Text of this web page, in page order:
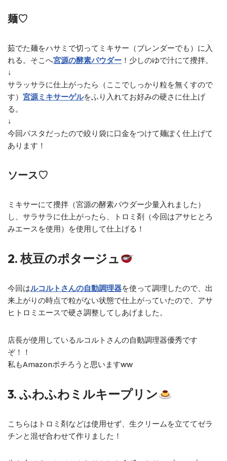
麺♡
茹でた麺をハサミで切ってミキサー（ブレンダーでも）に入
れる。そこへ宮源の酵素パウダー ！少しのゆで汁にて攪拌。
↓
サラッサラに仕上がったら（ここでしっかり粒を無くすので
す） 宮源ミキサーゲルをふり入れてお好みの硬さに仕上げ
る。
↓
今回パスタだったので絞り袋に口金をつけて麺ぽく仕上げて
あります！
ソース♡
ミキサーにて攪拌（宮源の酵素パウダー少量入れました）
し、サラサラに仕上がったら、トロミ剤（今回はアサヒとろ
みエースを使用）を使用して仕上げる！
2. 枝豆のポタージュ
今回はルコルトさんの自動調理器を使って調理したので、出
来上がりの時点で粒がない状態で仕上がっていたので、アサ
ヒトロミエースで硬さ調整してしあげました。
店長が使用しているルコルトさんの自動調理器優秀です
ぞ！！
私も︎︎Amazonポチろうと思います︎︎ww
3. ふわふわミルキープリン
こちらはトロミ剤などは使用せず、生クリームを立ててゼラ
チンと混ぜ合わせて作りました！